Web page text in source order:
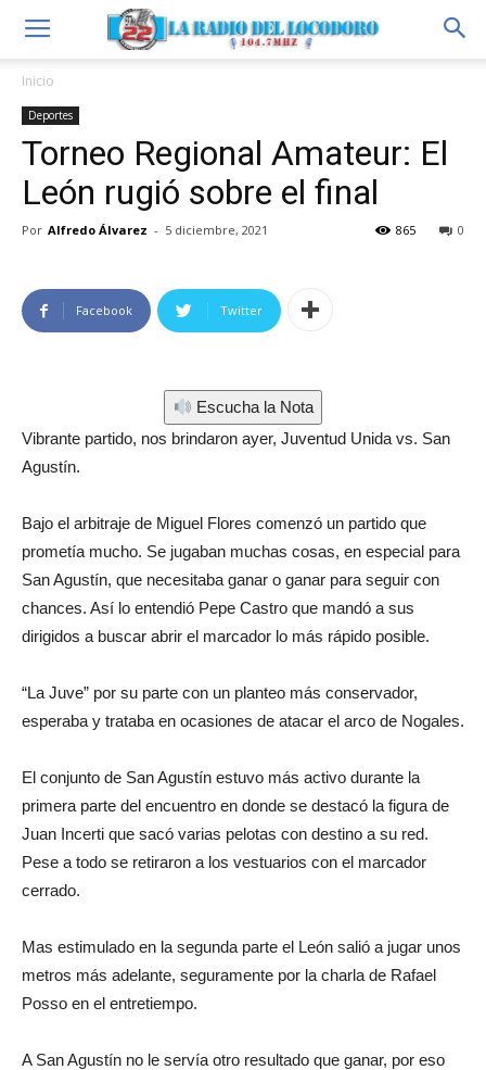
Inicio
Deportes
Torneo Regional Amateur: El
León rugió sobre el final
Por Alfredo Álvarez - 5 diciembre, 2021 0
865
Facebook Twitter
Escucha la Nota
Vibrante partido, nos brindaron ayer, Juventud Unida vs. San
Agustín.
Bajo el arbitraje de Miguel Flores comenzó un partido que
prometía mucho. Se jugaban muchas cosas, en especial para
San Agustín, que necesitaba ganar o ganar para seguir con
chances. Así lo entendió Pepe Castro que mandó a sus
dirigidos a buscar abrir el marcador lo más rápido posible.
“La Juve” por su parte con un planteo más conservador,
esperaba y trataba en ocasiones de atacar el arco de Nogales.
El conjunto de San Agustín estuvo más activo durante la
primera parte del encuentro en donde se destacó la figura de
Juan Incerti que sacó varias pelotas con destino a su red.
Pese a todo se retiraron a los vestuarios con el marcador
cerrado.
Mas estimulado en la segunda parte el León salió a jugar unos
metros más adelante, seguramente por la charla de Rafael
Posso en el entretiempo.
A San Agustín no le servía otro resultado que ganar, por eso